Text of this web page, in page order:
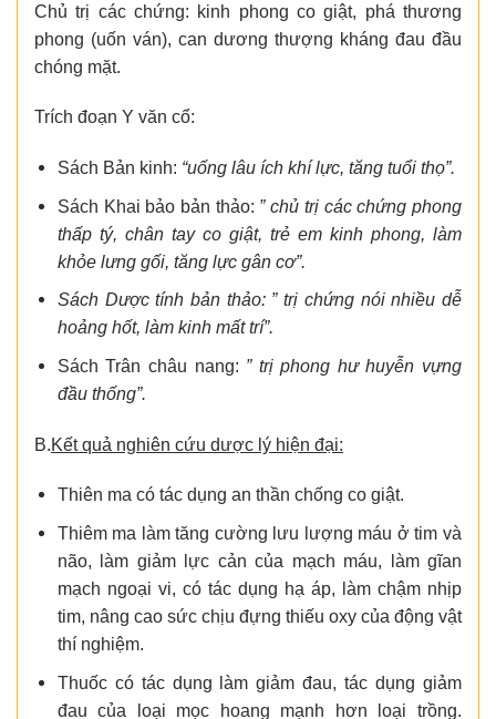
Chủ trị các chứng: kinh phong co giật, phá thương
phong (uốn ván), can dương thượng kháng đau đầu
chóng mặt.
Trích đoạn Y văn cổ:
Sách Bản kinh: “uống lâu ích khí lực, tăng tuổi thọ”.
Sách Khai bảo bản thảo: ” chủ trị các chứng phong
thấp tý, chân tay co giật, trẻ em kinh phong, làm
khỏe lưng gối, tăng lực gân cơ”.
Sách Dược tính bản thảo: ” trị chứng nói nhiều dễ
hoảng hốt, làm kinh mất trí”.
Sách Trân châu nang: ” trị phong hư huyễn vựng
đầu thống”.
B.Kết quả nghiên cứu dược lý hiện đại:
Thiên ma có tác dụng an thần chống co giật.
Thiêm ma làm tăng cường lưu lượng máu ở tim và
não, làm giảm lực cản của mạch máu, làm gĩan
mạch ngoại vi, có tác dụng hạ áp, làm chậm nhịp
tim, nâng cao sức chịu đựng thiếu oxy của động vật
thí nghiệm.
Thuốc có tác dụng làm giảm đau, tác dụng giảm
đau của loại mọc hoang mạnh hơn loại trồng.